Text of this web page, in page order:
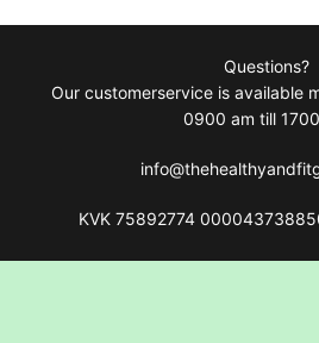
Questions?
Our customerservice is available
0900 am till
KVK 75892774